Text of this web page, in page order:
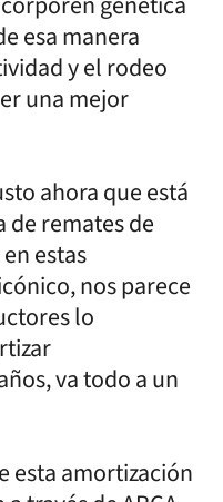
esa manera
y el rodeo
una mejor
ahora que está
de remates de
estas
nos parece
lo
va todo a un
esta amortización